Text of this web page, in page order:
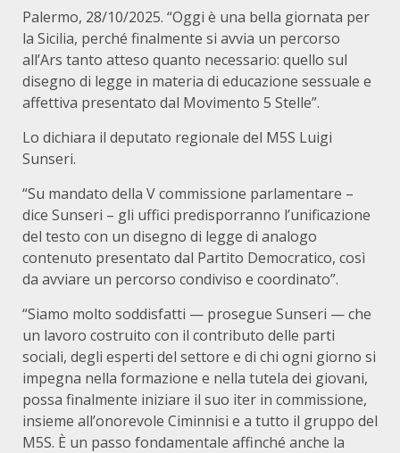
Palermo, 28/10/2025. “Oggi è una bella giornata per
la Sicilia, perché finalmente si avvia un percorso
all’Ars tanto atteso quanto necessario: quello sul
disegno di legge in materia di educazione sessuale e
affettiva presentato dal Movimento 5 Stelle”.
Lo dichiara il deputato regionale del M5S Luigi
Sunseri.
“Su mandato della V commissione parlamentare –
dice Sunseri – gli uffici predisporranno l’unificazione
del testo con un disegno di legge di analogo
contenuto presentato dal Partito Democratico, così
da avviare un percorso condiviso e coordinato”.
“Siamo molto soddisfatti — prosegue Sunseri — che
un lavoro costruito con il contributo delle parti
sociali, degli esperti del settore e di chi ogni giorno si
impegna nella formazione e nella tutela dei giovani,
possa finalmente iniziare il suo iter in commissione,
insieme all’onorevole Ciminnisi e a tutto il gruppo del
M5S. È un passo fondamentale affinché anche la